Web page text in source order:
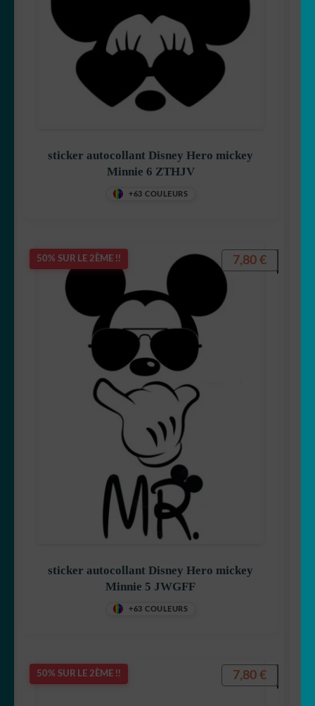
Spiderman
Tic et Tac
reine des neiges
Schtroumps
sticker autocollant Disney Hero mickey
Minnie 6 ZTHJV
+63 COULEURS
50% SUR LE 2ÈME !!
sticker autocollant Disney Hero mickey
Minnie 5 JWGFF
+63 COULEURS
7,80 €
50% SUR LE 2ÈME !! 7,80 €